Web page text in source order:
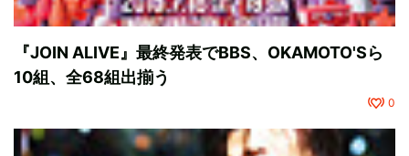
『JOIN ALIVE』最終発表でBBS、OKAMOTO'Sら
10組、全68組出揃う
0